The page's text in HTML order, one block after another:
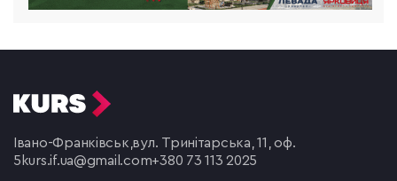
Івано-Франківськ,вул. Тринітарська, 11, оф.
5 kurs.if.ua@gmail.com+380 73 113 2025